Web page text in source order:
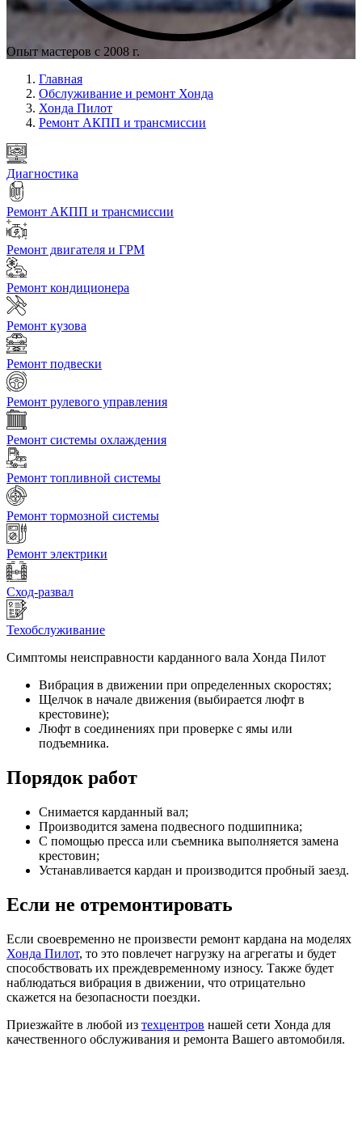
Опыт мастеров с 2008 г.
Главная
Обслуживание и ремонт Хонда
Хонда Пилот
Ремонт АКПП и трансмиссии
Диагностика
Ремонт АКПП и трансмиссии
Ремонт двигателя и ГРМ
Ремонт кондиционера
Ремонт кузова
Ремонт подвески
Ремонт рулевого управления
Ремонт системы охлаждения
Ремонт топливной системы
Ремонт тормозной системы
Ремонт электрики
Сход-развал
Техобслуживание
Симптомы неисправности карданного вала Хонда Пилот
Вибрация в движении при определенных скоростях;
Щелчок в начале движения (выбирается люфт в
крестовине);
Люфт в соединениях при проверке с ямы или
подъемника.
Порядок работ
Снимается карданный вал;
Производится замена подвесного подшипника;
С помощью пресса или съемника выполняется замена
крестовин;
Устанавливается кардан и производится пробный заезд.
Если не отремонтировать
Если своевременно не произвести ремонт кардана на моделях
Хонда Пилот, то это повлечет нагрузку на агрегаты и будет
способствовать их преждевременному износу. Также будет
наблюдаться вибрация в движении, что отрицательно
скажется на безопасности поездки.
Приезжайте в любой из техцентров нашей сети Хонда для
качественного обслуживания и ремонта Вашего автомобиля.